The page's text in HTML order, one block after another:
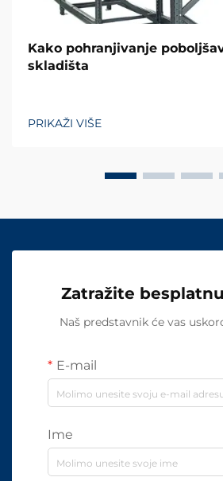
Kako pohranjivanje
skladišta
PRIKAŽI VIŠE
Zatražite
Naš predstavnik će vas
E-mail
Ime